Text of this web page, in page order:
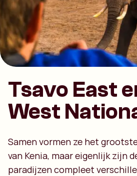
Tsavo East
West
Samen vormen ze het
van Kenia, maar eigenlijk zijn
paradijzen compleet